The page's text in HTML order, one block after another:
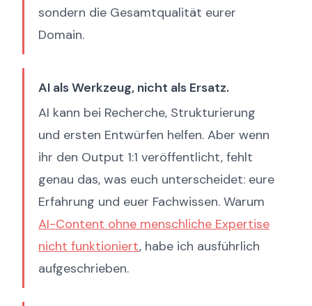
sondern die Gesamtqualität eurer
Domain.
AI als Werkzeug, nicht als Ersatz.
AI kann bei Recherche, Strukturierung
und ersten Entwürfen helfen. Aber wenn
ihr den Output 1:1 veröffentlicht, fehlt
genau das, was euch unterscheidet: eure
Erfahrung und euer Fachwissen. Warum
AI-Content ohne menschliche Expertise
nicht funktioniert, habe ich ausführlich
aufgeschrieben.